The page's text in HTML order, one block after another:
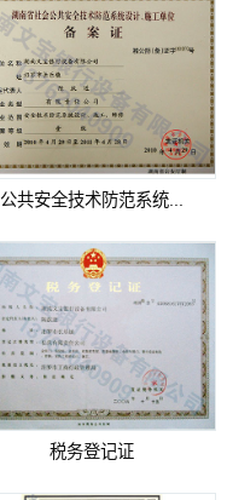
公共安全技术防范系统...
税务登记证